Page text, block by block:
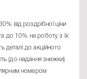
від роздрібної ціни
до 10% на роботу з їх
деталі до акційного
(до надання знижки)
номером